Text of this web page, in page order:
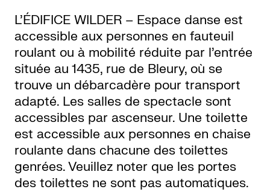
L’ÉDIFICE WILDER – Espace danse est
accessible aux personnes en fauteuil
roulant ou à mobilité réduite par l’entrée
située au 1435, rue de Bleury, où se
trouve un débarcadère pour transport
adapté. Les salles de spectacle sont
accessibles par ascenseur. Une toilette
est accessible aux personnes en chaise
roulante dans chacune des toilettes
genrées. Veuillez noter que les portes
des toilettes ne sont pas automatiques.